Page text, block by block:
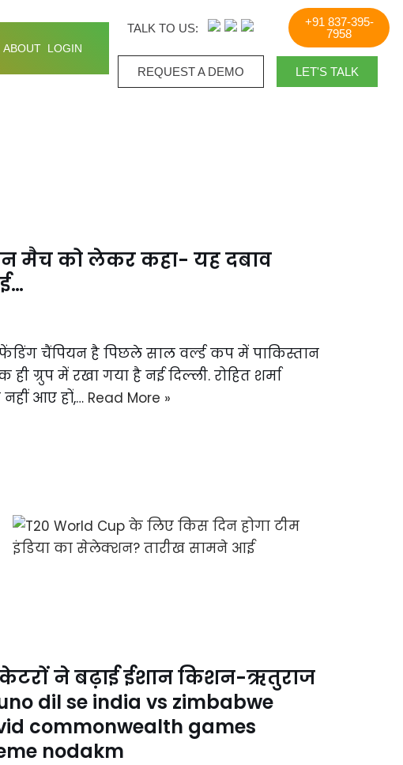
ABOUT LOGIN
TALK TO US:
+91 837-395-
7958
REQUEST A DEMO​ LET'S TALK
मैच को लेकर कहा- यह दबाव
चैंपियन है पिछले साल वर्ल्ड कप में पाकिस्तान
ही ग्रुप में रखा गया है नई दिल्ली. रोहित शर्मा
नहीं आए हों,… Read More »
ने बढ़ाई ईशान किशन-ऋतुराज
dil se india vs zimbabwe
commonwealth games
nodakm